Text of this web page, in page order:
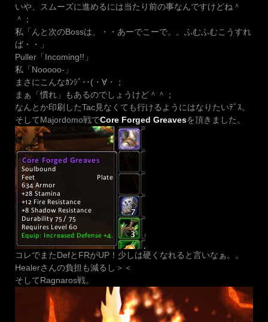
いや、スムーズに進めるには当たり前の事なんですけどね＾
＾；
私「んと次のBossは、・・あーでこーで。。ふむふむこうすれ
ば・・」
Puller「Incoming!!」
私「Nooooo-」
まさにこんなｶﾝｼﾞ･･(・∀・；
まぁ「慣れ」もあるのでしょうけど＾＾；
なんとか印刷したTac見なくても行けるようにはなりたいﾃﾞｽ。
そしてMajordomo戦でCore Forged Greavesを頂きました。
コレでまたDefとFRがUP！少しは硬くなれると言いなぁ。。
Healerさんの負担も減るし＞＜
そしてRagnaros戦。